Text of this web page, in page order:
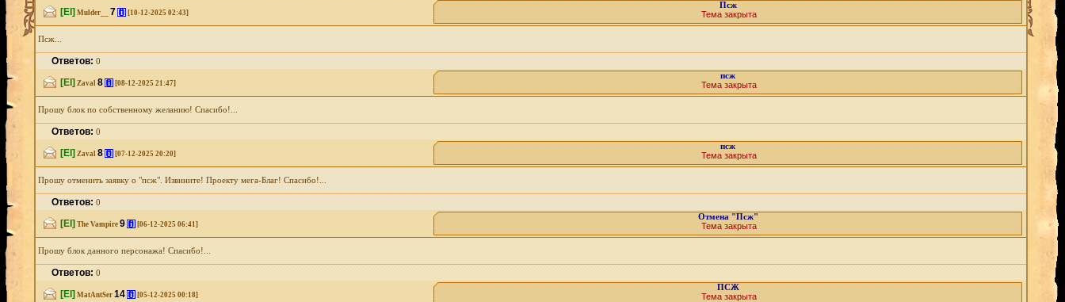
[El] Mulder__ 7 [i] [10-12-2025 02:43]
Псж
Тема закрыта
Псж...
Ответов:0
[El] Zaval 8 [i] [08-12-2025 21:47]
псж
Тема закрыта
Прошу блок по собственному желанию! Спасибо!...
Ответов:0
[El] Zaval 8 [i] [07-12-2025 20:20]
псж
Тема закрыта
Прошу отменить заявку о "псж". Извините! Проекту мега-Благ! Спасибо!...
Ответов:0
[El] The Vampire 9 [i] [06-12-2025 06:41]
Отмена "Псж"
Тема закрыта
Прошу блок данного персонажа! Спасибо!...
Ответов:0
[El] MatAntSer 14 [i] [05-12-2025 00:18]
ПСЖ
Тема закрыта